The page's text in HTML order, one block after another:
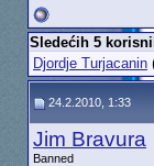
Sledećih 5
Djordje Turjacanin
24.2.2010, 1:33
Jim Bravura
Banned